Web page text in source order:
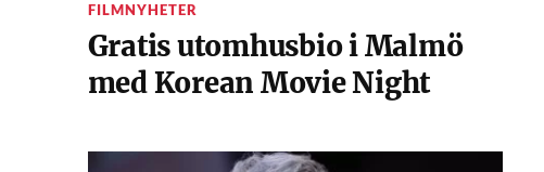
FILMNYHETER
Gratis utomhusbio i Malmö
med Korean Movie Night